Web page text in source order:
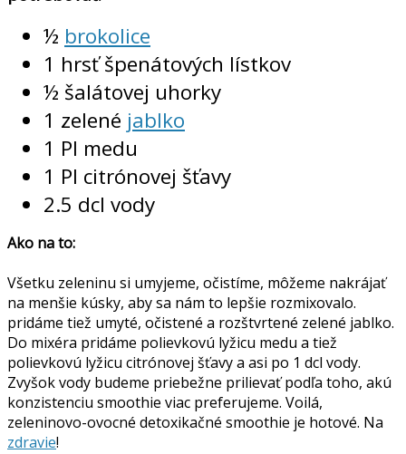
½ brokolice
1 hrsť špenátových lístkov
½ šalátovej uhorky
1 zelené jablko
1 Pl medu
1 Pl citrónovej šťavy
2.5 dcl vody
Ako na to:
Všetku zeleninu si umyjeme, očistíme, môžeme nakrájať
na menšie kúsky, aby sa nám to lepšie rozmixovalo.
pridáme tiež umyté, očistené a rozštvrtené zelené jablko.
Do mixéra pridáme polievkovú lyžicu medu a tiež
polievkovú lyžicu citrónovej šťavy a asi po 1 dcl vody.
Zvyšok vody budeme priebežne prilievať podľa toho, akú
konzistenciu smoothie viac preferujeme. Voilá,
zeleninovo-ovocné detoxikačné smoothie je hotové. Na
zdravie!